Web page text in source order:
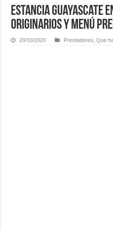
Estancia Guayascate
originarios y menú
20/10/2020 Prestadores ,Que